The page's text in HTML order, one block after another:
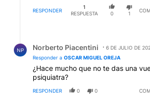
RESPONDER
1
RESPUESTA
0 1
NP Norberto Piacentini
6 DE JULIO DE
Responder a OSCAR MIGUEL OREJA
¿Hace mucho que no te das una
psiquiatra?
RESPONDER 0 0